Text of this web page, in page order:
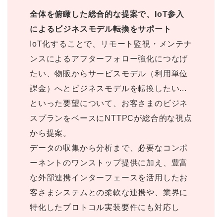
全体を俯瞰した総合的な提案で、IoT参入
によるビジネスモデル転換をサポート
IoT化することで、リモート監視・メンテナ
ンスによるアフターフォロー強化につなげ
たい、物販からサービスモデル（利用単位
課金）へとビジネスモデルを転換したい...
といった要望について、お客さまのビジネ
スプランをベースにNTTPCが総合的な視点
から提案。
データの収集から分析まで、必要なコンポ
ーネントのワンストップ提供に加え、豊富
な外部連携インターフェースを活用したお
客さまシステムとの柔軟な連携や、業界に
特化したプロトコル実装要件にも対応し